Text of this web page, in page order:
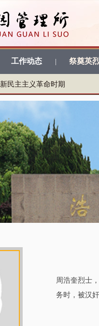
工作动态 | 祭奠英
新民主主义革命时期
周浩奎烈士
务时，被汉